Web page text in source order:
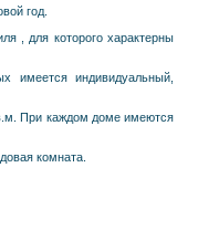
год.
, для которого характерны
имеется индивидуальный,
При каждом доме имеются
комната.